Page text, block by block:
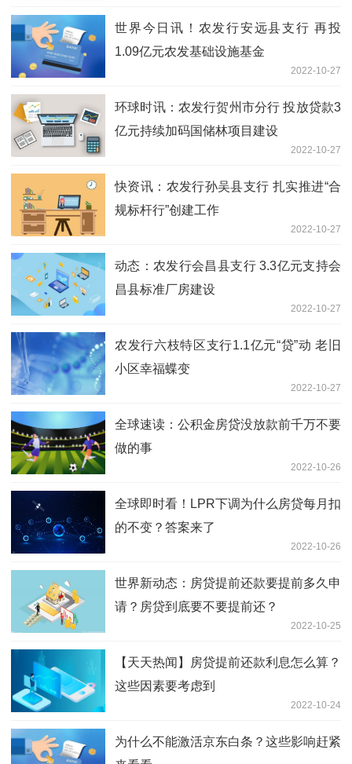
世界今日讯！农发行安远县支行 再投
1.09亿元农发基础设施基金
2022-10-27
环球时讯：农发行贺州市分行 投放贷款3
亿元持续加码国储林项目建设
2022-10-27
快资讯：农发行孙吴县支行 扎实推进“合
规标杆行”创建工作
2022-10-27
动态：农发行会昌县支行 3.3亿元支持会
昌县标准厂房建设
2022-10-27
农发行六枝特区支行1.1亿元“贷”动 老旧
小区幸福蝶变
2022-10-27
全球速读：公积金房贷没放款前千万不要
做的事
2022-10-26
全球即时看！LPR下调为什么房贷每月扣
的不变？答案来了
2022-10-26
世界新动态：房贷提前还款要提前多久申
请？房贷到底要不要提前还？
2022-10-25
【天天热闻】房贷提前还款利息怎么算？
这些因素要考虑到
2022-10-24
为什么不能激活京东白条？这些影响赶紧